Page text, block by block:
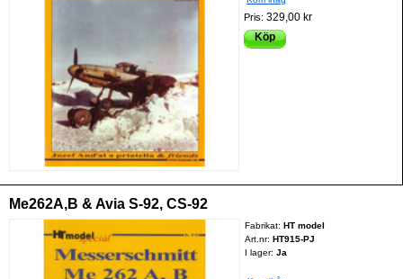
Pris:329,00 kr
Köp
Me262A,B & Avia S-92, CS-92
Fabrikat: HT model
Art.nr: HT915-PJ
I lager: Ja